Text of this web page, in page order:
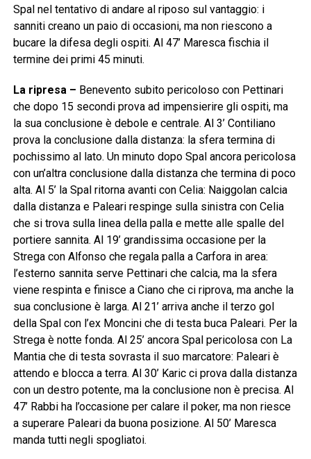
Spal nel tentativo di andare al riposo sul vantaggio: i
sanniti creano un paio di occasioni, ma non riescono a
bucare la difesa degli ospiti. Al 47’ Maresca fischia il
termine dei primi 45 minuti.
La ripresa – Benevento subito pericoloso con Pettinari
che dopo 15 secondi prova ad impensierire gli ospiti, ma
la sua conclusione è debole e centrale. Al 3’ Contiliano
prova la conclusione dalla distanza: la sfera termina di
pochissimo al lato. Un minuto dopo Spal ancora pericolosa
con un’altra conclusione dalla distanza che termina di poco
alta. Al 5’ la Spal ritorna avanti con Celia: Naiggolan calcia
dalla distanza e Paleari respinge sulla sinistra con Celia
che si trova sulla linea della palla e mette alle spalle del
portiere sannita. Al 19’ grandissima occasione per la
Strega con Alfonso che regala palla a Carfora in area:
l’esterno sannita serve Pettinari che calcia, ma la sfera
viene respinta e finisce a Ciano che ci riprova, ma anche la
sua conclusione è larga. Al 21’ arriva anche il terzo gol
della Spal con l’ex Moncini che di testa buca Paleari. Per la
Strega è notte fonda. Al 25’ ancora Spal pericolosa con La
Mantia che di testa sovrasta il suo marcatore: Paleari è
attendo e blocca a terra. Al 30’ Karic ci prova dalla distanza
con un destro potente, ma la conclusione non è precisa. Al
47’ Rabbi ha l’occasione per calare il poker, ma non riesce
a superare Paleari da buona posizione. Al 50’ Maresca
manda tutti negli spogliatoi.